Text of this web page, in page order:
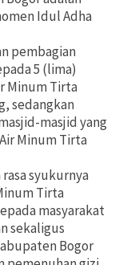
Idul Adha
pembagian
5 (lima)
Minum Tirta
sedangkan
masjid yang
Minum Tirta
syukurnya
Tirta
masyarakat
sekaligus
Bogor